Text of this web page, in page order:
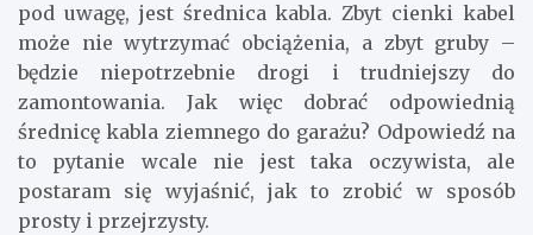
pod uwagę, jest średnica kabla. Zbyt cienki kabel
może nie wytrzymać obciążenia, a zbyt gruby –
będzie niepotrzebnie drogi i trudniejszy do
zamontowania. Jak więc dobrać odpowiednią
średnicę kabla ziemnego do garażu? Odpowiedź na
to pytanie wcale nie jest taka oczywista, ale
postaram się wyjaśnić, jak to zrobić w sposób
prosty i przejrzysty.